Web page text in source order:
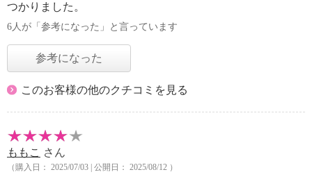
つかりました。
6人が「参考になった」と言っています
参考になった
このお客様の他のクチコミを見る
ももこ さん
（購入日： 2025/07/03 | 公開日： 2025/08/12 ）